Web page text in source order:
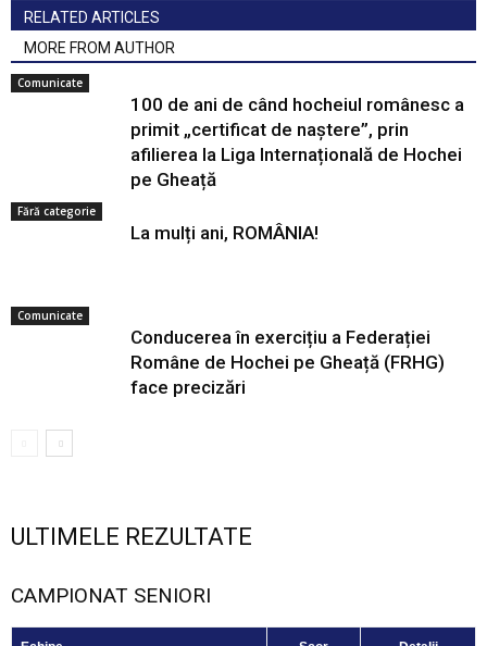
RELATED ARTICLES
MORE FROM AUTHOR
Comunicate
100 de ani de când hocheiul românesc a
primit „certificat de naștere”, prin
afilierea la Liga Internațională de Hochei
pe Gheață
Fără categorie
La mulți ani, ROMÂNIA!
Comunicate
Conducerea în exercițiu a Federației
Române de Hochei pe Gheață (FRHG)
face precizări
ULTIMELE REZULTATE
CAMPIONAT SENIORI